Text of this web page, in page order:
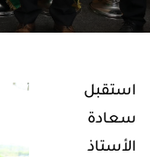
استقبل
سعادة
الأستاذ